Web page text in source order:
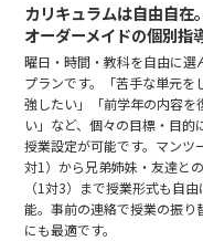
カリキュラムは自由自在。
オーダーメイドの個別指
曜日・時間・教科を自由に選
プランです。「苦手な単元を
強したい」「前学年の内容を
い」など、個々の目標・目的
授業設定が可能です。マンツ
対1）から兄弟姉妹・友達と
（1対3）まで授業形式も自
能。事前の連絡で授業の振
にも最適です。